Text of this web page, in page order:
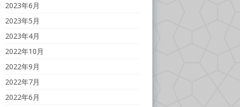
2023年6月
2023年5月
2023年4月
2022年10月
2022年9月
2022年7月
2022年6月